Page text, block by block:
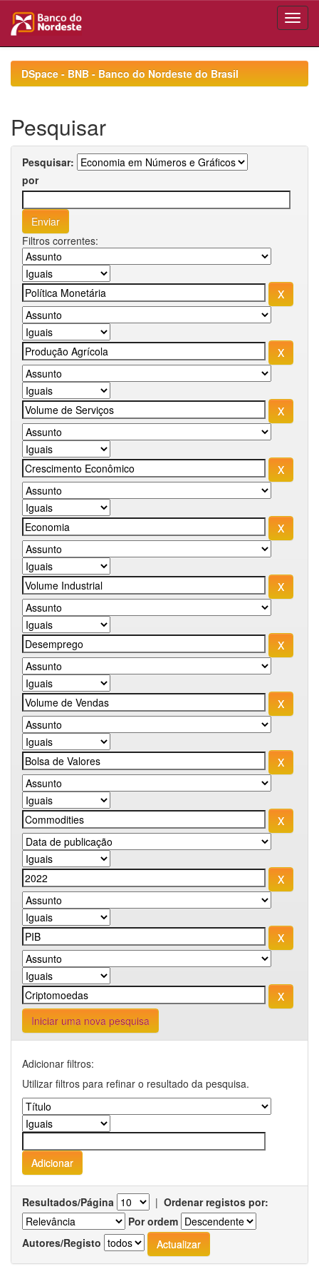
navigationDSpace - BNB - Banco do Nordeste do Brasil
Pesquisar
Pesquisar:
por
Filtros correntes:
Iniciar uma nova pesquisa
Adicionar filtros:
Utilizar filtros para refinar o resultado da pesquisa.
Resultados/Página | Ordenar registos por:
Por ordem
Autores/Registo